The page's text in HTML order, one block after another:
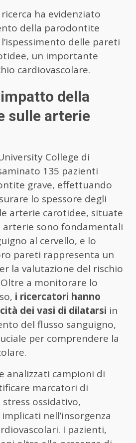
ha evidenziato
della parodontite
delle pareti
un importante
cardiovascolare.
della
sulle arterie
College di
135 pazienti
grave, effettuando
lo spessore degli
arterie carotidee, situate
arterie sono fondamentali
al cervello, e lo
pareti rappresenta un
la valutazione del rischio
a monitorare lo
i ricercatori hanno
dei vasi di dilatarsi in
del flusso sanguigno,
per comprendere la
analizzati campioni di
marcatori di
ossidativo,
nell’insorgenza
I pazienti,